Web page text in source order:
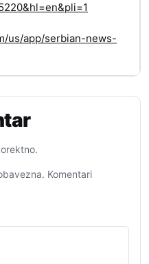
us/app/serbian-news-
Komentari